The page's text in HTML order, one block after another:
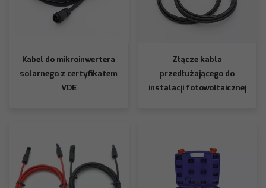
Kabel do mikroinwertera
solarnego z certyfikatem
VDE
Złącze kabla
przedłużającego do
instalacji fotowoltaicznej